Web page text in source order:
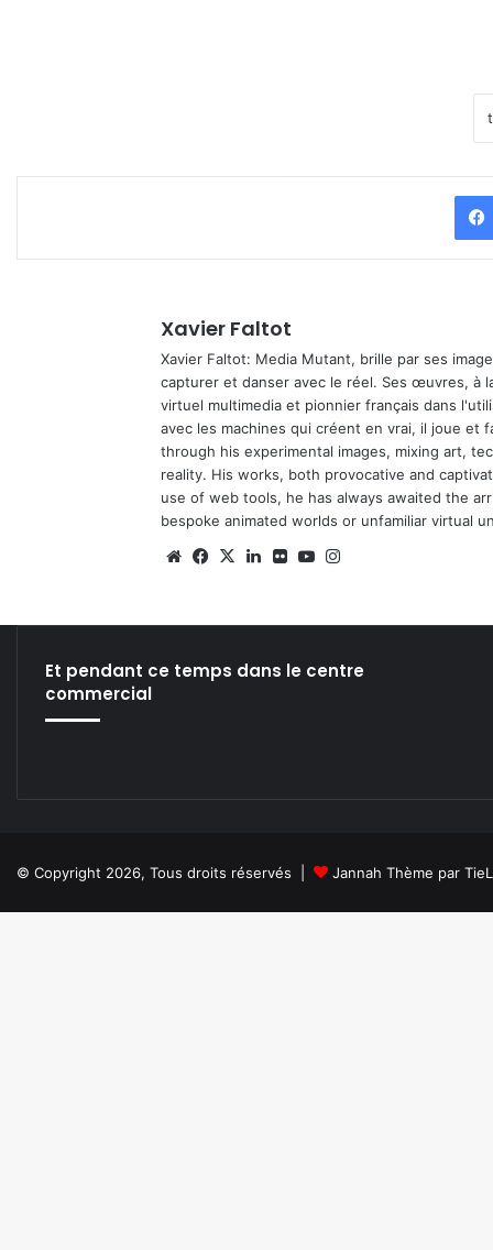
Xavier Faltot
Xavier Faltot: Media Mutant, brille par ses
capturer et danser avec le réel. Ses œuvres, à
virtuel multimedia et pionnier français dans
avec les machines qui créent en vrai, il joue et
through his experimental images, mixing art,
reality. His works, both provocative and
use of web tools, he has always awaited the
bespoke animated worlds or unfamiliar virtual
We Fa
X
Lin Fli Yo
Et pendant ce temps dans le centre
commercial
© Copyright 2026, Tous droits réservés | Jannah Thème par